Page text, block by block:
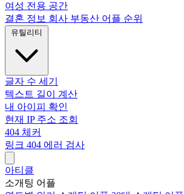
여성 전용 공간
결혼 정보 회사 부동산 어플 순위
유틸리티
글자 수 세기
텍스트 길이 계산
내 아이피 확인
현재 IP 주소 조회
404 체커
링크 404 에러 검사
아티클
소개팅 어플